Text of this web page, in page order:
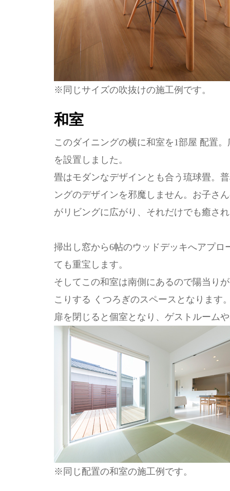
※同じサイズの吹抜けの施工例です。
和室
このダイニングの横に和室を1部屋 配置
を設置しました。
畳はモダンなデザインとも合う琉球畳。
ングのデザインを邪魔しません。お子さ
がリビングに広がり、それだけでも癒さ
掃出し窓から6帖のウッドデッキへアプ
ても重宝します。
そしてこの和室は南側にあるので陽当り
こりする くつろぎのスペースとなります
扉を閉じると個室となり、ゲストルーム
※同じ配置の和室の施工例です。